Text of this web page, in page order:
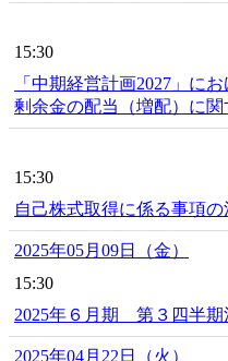
15:30
「中期経営計画2027」に
剰余金の配当（増配）に
15:30
自己株式取得に係る事項
2025年05月09日（金）
15:30
2025年６月期 第３四半期
2025年04月22日（火）